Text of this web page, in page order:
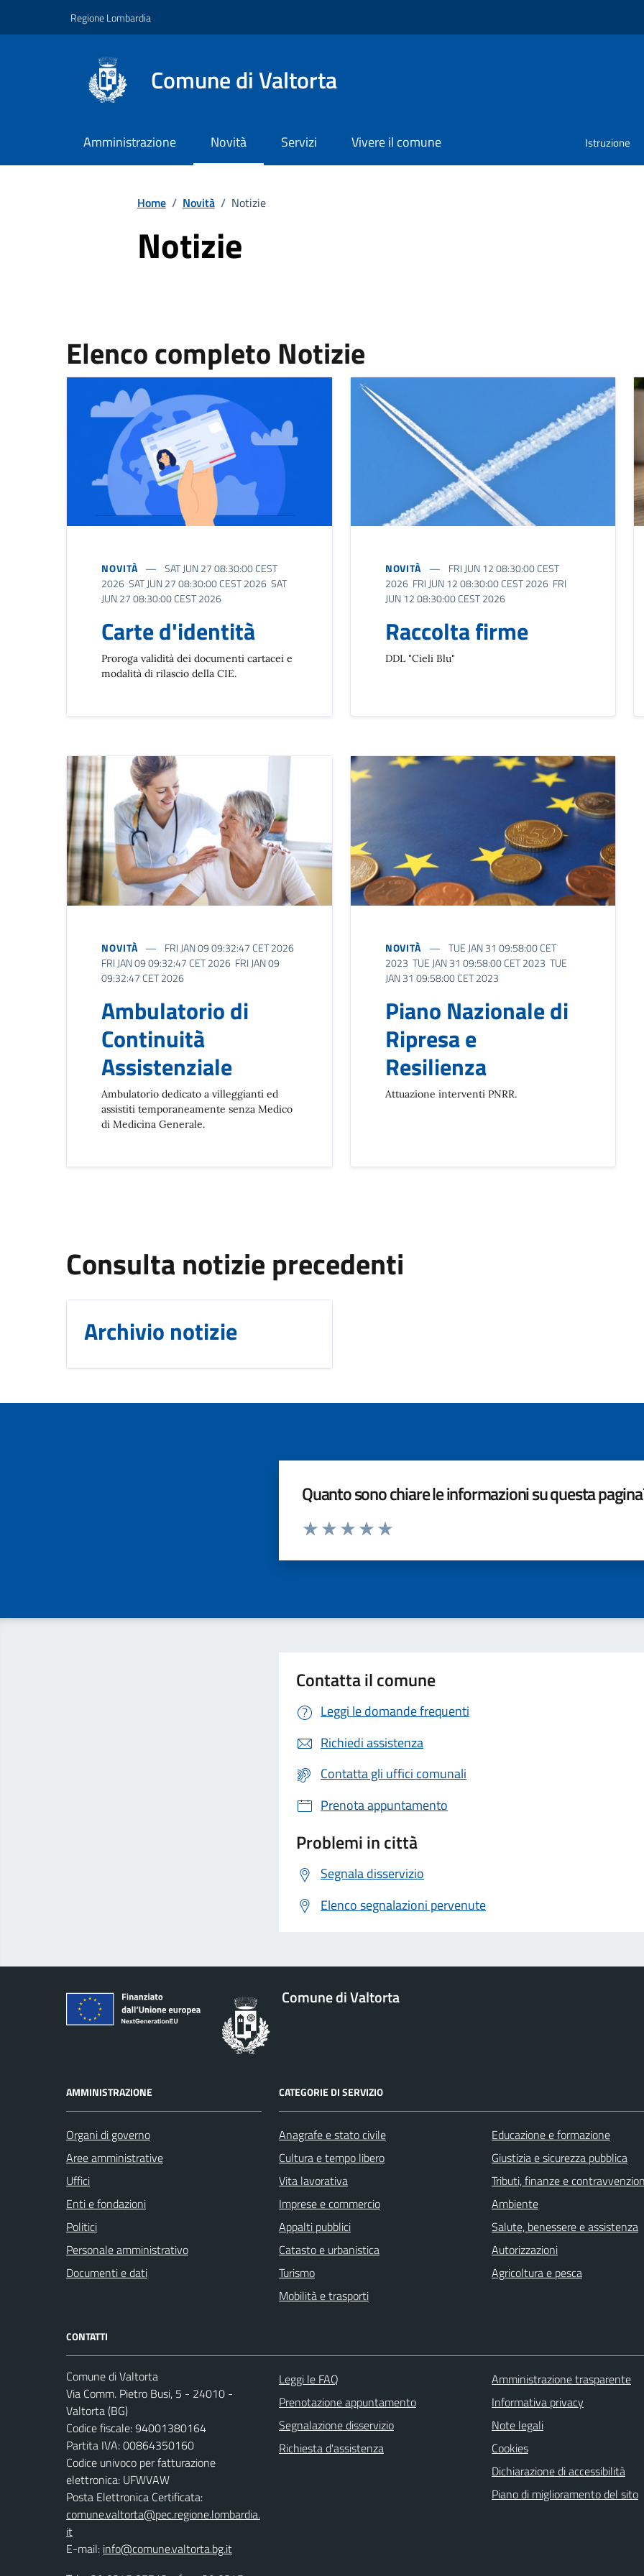
Regione Lombardia
Comune di Valtorta
Amministrazione Novità Servizi Vivere il comune Istruzione
Home / Novità / Notizie
Notizie
Elenco completo Notizie
NOVITÀ
SAT JUN 27 08:30:00 CEST
2026 SAT JUN 27 08:30:00 CEST 2026 SAT
JUN 27 08:30:00 CEST 2026
Carte d'identità
Proroga validità dei documenti cartacei e
modalità di rilascio della CIE.
NOVITÀ
FRI JUN 12 08:30:00 CEST
2026 FRI JUN 12 08:30:00 CEST 2026 FRI
JUN 12 08:30:00 CEST 2026
Raccolta firme
DDL "Cieli Blu"
NOVITÀ
FRI JAN 09 09:32:47 CET 2026
FRI JAN 09 09:32:47 CET 2026 FRI JAN 09
09:32:47 CET 2026
Ambulatorio di
Continuità
Assistenziale
Ambulatorio dedicato a villeggianti ed
assistiti temporaneamente senza Medico
di Medicina Generale.
NOVITÀ
TUE JAN 31 09:58:00 CET
2023 TUE JAN 31 09:58:00 CET 2023 TUE
JAN 31 09:58:00 CET 2023
Piano Nazionale di
Ripresa e
Resilienza
Attuazione interventi PNRR.
Consulta notizie precedenti
Archivio notizie
Quanto sono chiare le informazioni su questa
Valuta da 1 a 5 stelle la pagina
Contatta il comune
Leggi le domande frequenti
Richiedi assistenza
Contatta gli uffici comunali
Prenota appuntamento
Problemi in città
Segnala disservizio
Elenco segnalazioni pervenute
Comune di Valtorta
AMMINISTRAZIONE
Organi di governo
Aree amministrative
Uffici
Enti e fondazioni
Politici
Personale amministrativo
Documenti e dati
CATEGORIE DI SERVIZIO
Anagrafe e stato civile
Cultura e tempo libero
Vita lavorativa
Imprese e commercio
Appalti pubblici
Catasto e urbanistica
Turismo
Mobilità e trasporti
Educazione e formazione
Giustizia e sicurezza pubblica
Tributi, finanze e
Ambiente
Salute, benessere e assistenza
Autorizzazioni
Agricoltura e pesca
CONTATTI
Comune di Valtorta
Via Comm. Pietro Busi, 5 - 24010 -
Valtorta (BG)
Codice fiscale: 94001380164
Partita IVA: 00864350160
Codice univoco per fatturazione
elettronica: UFWVAW
Posta Elettronica Certificata:
comune.valtorta@pec.regione.lombardia.
it
E-mail: info@comune.valtorta.bg.it
Leggi le FAQ
Prenotazione appuntamento
Segnalazione disservizio
Richiesta d'assistenza
Amministrazione trasparente
Informativa privacy
Note legali
Cookies
Dichiarazione di accessibilità
Piano di miglioramento del sito